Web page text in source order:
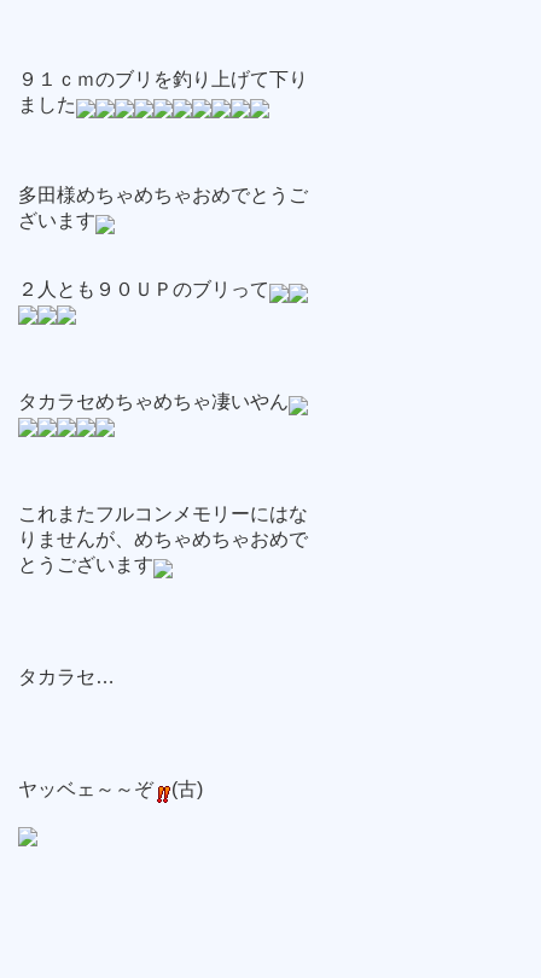
９１ｃｍのブリを釣り上げて下り
ました
多田様めちゃめちゃおめでとうご
ざいます
２人とも９０ＵＰのブリって
タカラセめちゃめちゃ凄いやん
これまたフルコンメモリーにはな
りませんが、めちゃめちゃおめで
とうございます
タカラセ…
ヤッベェ～～ぞ (古)